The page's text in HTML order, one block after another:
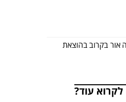
אור בקרוב בהוצאת
לקרוא עוד?